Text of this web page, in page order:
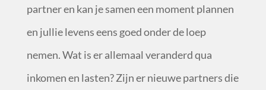
partner en kan je samen een moment plannen
en jullie levens eens goed onder de loep
nemen. Wat is er allemaal veranderd qua
inkomen en lasten? Zijn er nieuwe partners die